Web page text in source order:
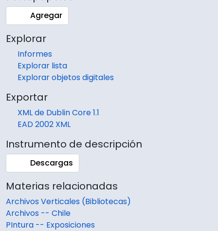
Agregar
Explorar
Informes
Explorar lista
Explorar objetos digitales
Exportar
XML de Dublin Core 1.1
EAD 2002 XML
Instrumento de descripción
Descargas
Materias relacionadas
Archivos Verticales (Bibliotecas)
Archivos -- Chile
PIntura -- Exposiciones